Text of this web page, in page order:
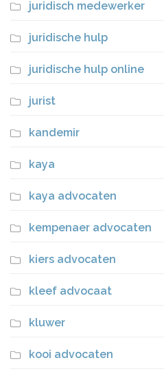
juridisch medewerker
juridische hulp
juridische hulp online
jurist
kandemir
kaya
kaya advocaten
kempenaer advocaten
kiers advocaten
kleef advocaat
kluwer
kooi advocaten